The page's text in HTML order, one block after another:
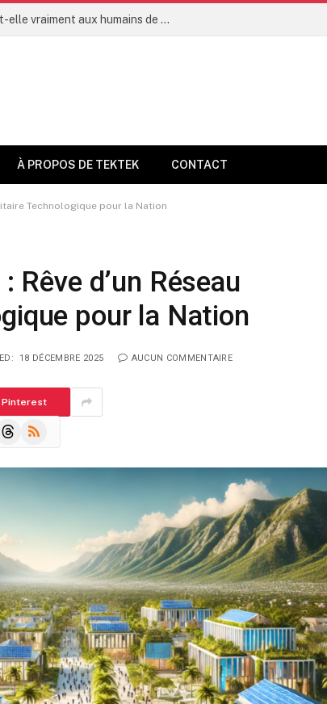
L’intelligence artificielle permettra-t-elle vraiment aux humains de vivre jusqu’à 160 ans dès 2035 ?
À PROPOS DE TEKTEK CONTACT
Technologique pour la Nation
Rêve d’un Réseau
pour la Nation
18 DÉCEMBRE 2025 AUCUN COMMENTAIRE
Pinterest
Threads
RSS